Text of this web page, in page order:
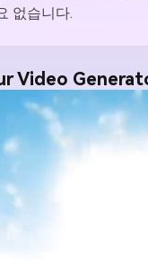
없습니다.
Video